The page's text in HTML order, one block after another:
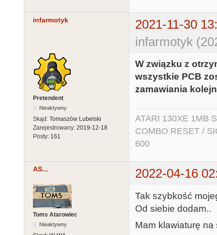
infarmotyk
2021-11-30
infarmotyk
Pretendent
Nieaktywny
Skąd: Tomaszów Lubelski
Zarejestrowany: 2019-12-18
Posty: 161
W związku z
wszystkie PCB
zamawiania
ATARI 130XE 1MB
COMBO RESET /
600
AS... 2022-04-16
Toms Atarowiec
Nieaktywny
Tak szybkość
Od siebie dodam..
Mam klawiaturę